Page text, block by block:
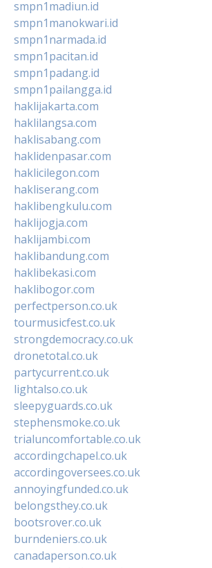
smpn1madiun.id
smpn1manokwari.id
smpn1narmada.id
smpn1pacitan.id
smpn1padang.id
smpn1pailangga.id
haklijakarta.com
haklilangsa.com
haklisabang.com
haklidenpasar.com
haklicilegon.com
hakliserang.com
haklibengkulu.com
haklijogja.com
haklijambi.com
haklibandung.com
haklibekasi.com
haklibogor.com
perfectperson.co.uk
tourmusicfest.co.uk
strongdemocracy.co.uk
dronetotal.co.uk
partycurrent.co.uk
lightalso.co.uk
sleepyguards.co.uk
stephensmoke.co.uk
trialuncomfortable.co.uk
accordingchapel.co.uk
accordingoversees.co.uk
annoyingfunded.co.uk
belongsthey.co.uk
bootsrover.co.uk
burndeniers.co.uk
canadaperson.co.uk